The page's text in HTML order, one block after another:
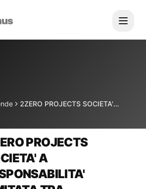
2ZERO PROJECTS SOCIETA' A RESPONSABILITA' LIMITATA TRA PROFESSION ISTI
PROJECTS
A